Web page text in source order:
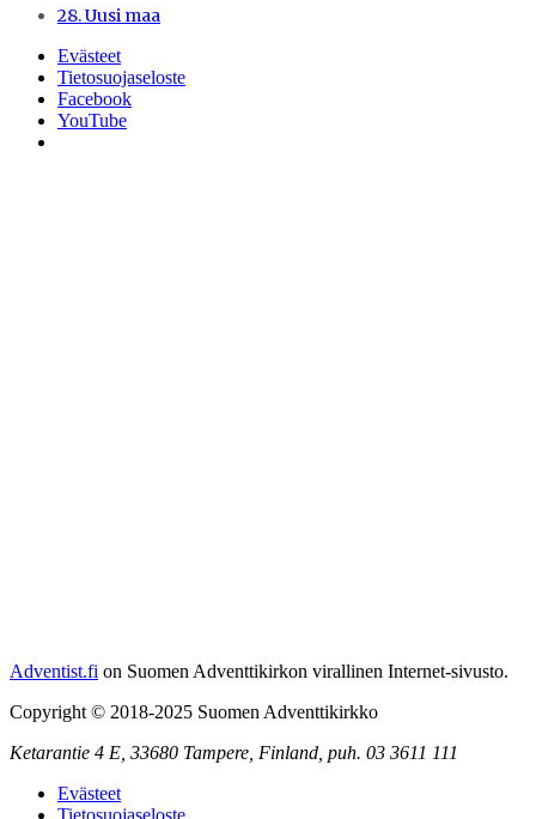
28. Uusi maa
Evästeet
Tietosuojaseloste
Facebook
YouTube
Adventist.fi on Suomen Adventtikirkon virallinen Internet-sivusto.
Copyright © 2018-2025 Suomen Adventtikirkko
Ketarantie 4 E, 33680 Tampere Finland, puh. 03 3611 111
Evästeet
Tietosuojaseloste